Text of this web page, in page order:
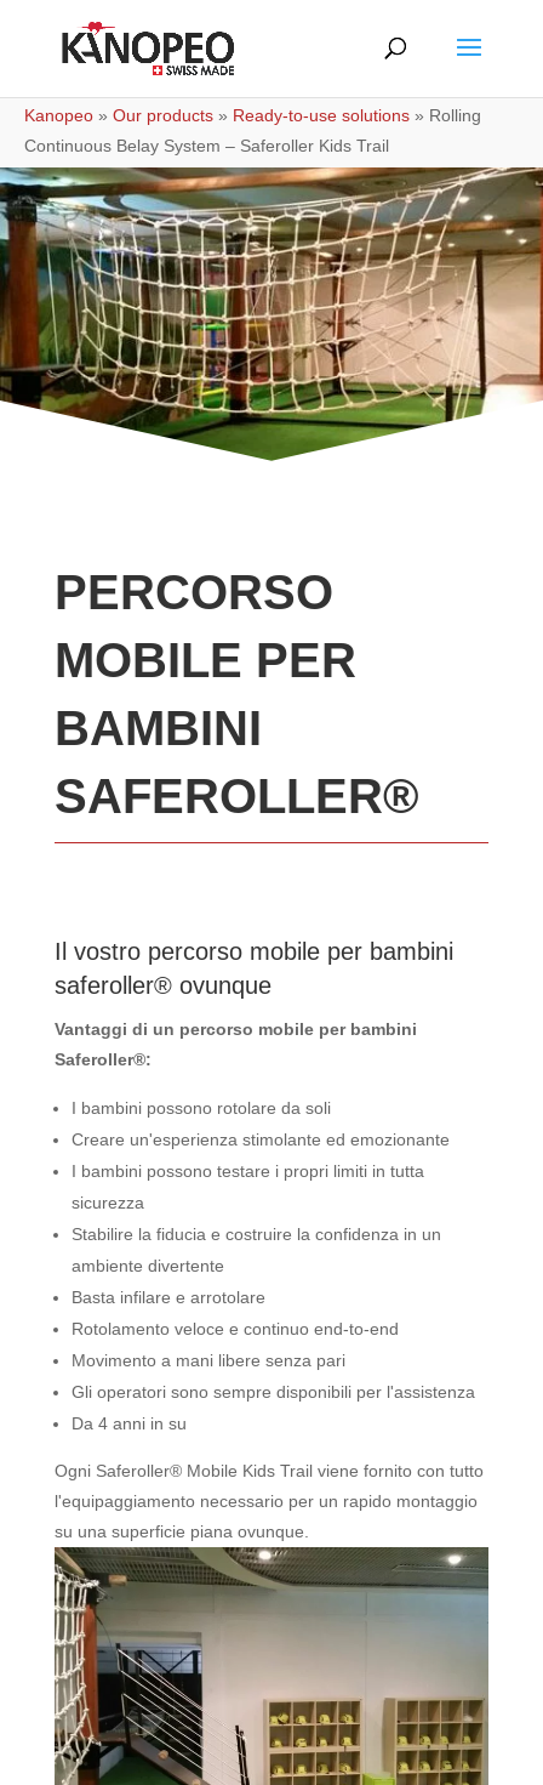
Kanopeo » Our products » Ready-to-use solutions » Rolling
Continuous Belay System – Saferoller Kids Trail
PERCORSO
MOBILE PER
BAMBINI
SAFEROLLER®
Il vostro percorso mobile per bambini
saferoller® ovunque
Vantaggi di un percorso mobile per bambini
Saferoller®:
I bambini possono rotolare da soli
Creare un'esperienza stimolante ed emozionante
I bambini possono testare i propri limiti in tutta
sicurezza
Stabilire la fiducia e costruire la confidenza in un
ambiente divertente
Basta infilare e arrotolare
Rotolamento veloce e continuo end-to-end
Movimento a mani libere senza pari
Gli operatori sono sempre disponibili per l'assistenza
Da 4 anni in su
Ogni Saferoller® Mobile Kids Trail viene fornito con tutto
l'equipaggiamento necessario per un rapido montaggio
su una superficie piana ovunque.